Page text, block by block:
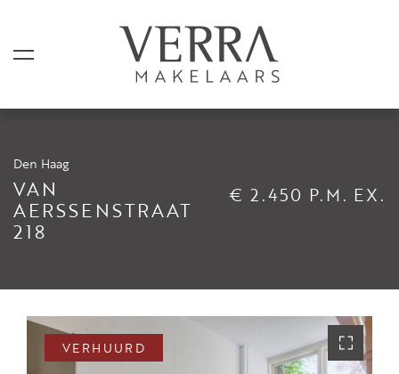
Den Haag
VAN
AERSSENSTRAAT
218
€ 2.450 P.M. EX.
VERHUURD
AANBOD
Te koop
Shortstay
Verkocht
Verhuurd